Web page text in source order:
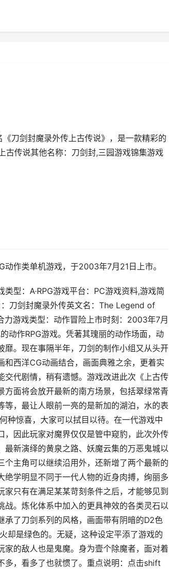
刀剑封魔录外传上古传说》，是一款精彩的
古传说其他名称：刀剑封,三园游戏锦集游戏
动作类单机游戏，于2003年7月21日上市。
型：A·RPG游戏平台：PC游戏资料,游戏简
刀剑封魔录外传英文名：The Legend of
游戏类型：动作冒险上市时刻：2003年7月
动作RPG游戏。凭著其瑰丽的动作场面，动
。现在事隔半年，刀剑的制作小组又从头开
西洋CG动画结合，画面典雅之余，更着实
代剧情，稍有遗憾。游戏改进此次《上古传
面将会放开最新的南方场景，包括翠绿常青
，最让人眼前一亮的是新加的湖泊，水的表
种惊喜，大家可以拭目以待。在一代游戏中
因此玩家对魔界仅仅是管中窥豹，此次外传
新演绎的黄泉之路、妖魔云集的万恶鬼城以
主角可以继续沿用外，还新增了两个最新的
学明显不同于一代人物的近身肉搏，绚丽多
只有在满足某某苛刻条件之后，才能够见到
。炼化体系中加入的更具神效的各类灵石以
承了刀剑系列的风格，画面带有阴暗的D2色
却是绿色的。无疑，这种设定平添了游戏的
的敌人也是鬼魔。身为壹个除魔者，面对着
多，看多了也就惯了。重点说明：点击shift